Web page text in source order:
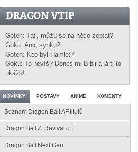
Goten: Tati, můžu se na něco zeptat?
Goku: Ano, synku?
Goten: Kdo byl Hamlet?
Goku: To nevíš? Dones mi Bibli a já ti to
ukážu!
NOVINKY POSTAVY ANIME KOMENTY
Seznam Dragon Ball AF titulů
Dragon Ball Z: Revival of F
Dragon Ball Next Gen